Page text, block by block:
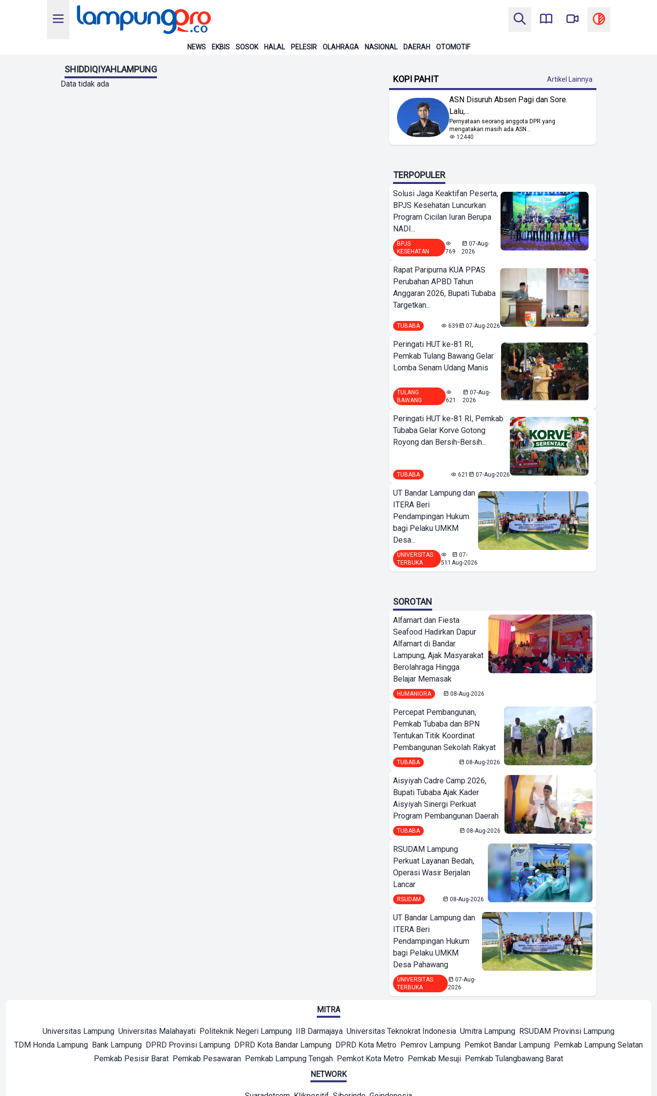
NEWS EKBIS SOSOK HALAL PELESIR OLAHRAGA NASIONAL DAERAH OTOMOTIF
SHIDDIQIYAHLAMPUNG
Data tidak ada KOPI PAHIT Artikel Lainnya
ASN Disuruh Absen Pagi dan Sore.
Lalu,...
Pernyataan seorang anggota DPR yang
mengatakan masih ada ASN...
12440
TERPOPULER
Solusi Jaga Keaktifan Peserta,
BPJS Kesehatan Luncurkan
Program Cicilan Iuran Berupa
NADI...
BPJS
KESEHATAN
769
07-Aug-
2026
Rapat Paripurna KUA PPAS
Perubahan APBD Tahun
Anggaran 2026, Bupati Tubaba
Targetkan...
TUBABA 639 07-Aug-2026
Peringati HUT ke-81 RI,
Pemkab Tulang Bawang Gelar
Lomba Senam Udang Manis
TULANG
BAWANG
621
07-Aug-
2026
Peringati HUT ke-81 RI, Pemkab
Tubaba Gelar Korve Gotong
Royong dan Bersih-Bersih...
TUBABA 621 07-Aug-2026
UT Bandar Lampung dan
ITERA Beri
Pendampingan Hukum
bagi Pelaku UMKM
Desa...
UNIVERSITAS
TERBUKA
511
07-
Aug-2026
SOROTAN
Alfamart dan Fiesta
Seafood Hadirkan Dapur
Alfamart di Bandar
Lampung, Ajak Masyarakat
Berolahraga Hingga
Belajar Memasak
HUMANIORA 08-Aug-2026
Percepat Pembangunan,
Pemkab Tubaba dan BPN
Tentukan Titik Koordinat
Pembangunan Sekolah Rakyat
TUBABA 08-Aug-2026
Aisyiyah Cadre Camp 2026,
Bupati Tubaba Ajak Kader
Aisyiyah Sinergi Perkuat
Program Pembangunan Daerah
TUBABA 08-Aug-2026
RSUDAM Lampung
Perkuat Layanan Bedah,
Operasi Wasir Berjalan
Lancar
RSUDAM 08-Aug-2026
UT Bandar Lampung dan
ITERA Beri
Pendampingan Hukum
bagi Pelaku UMKM
Desa Pahawang
UNIVERSITAS
TERBUKA
07-Aug-
2026
MITRA
Universitas Lampung Universitas Malahayati Politeknik Negeri Lampung IIB Darmajaya Universitas Teknokrat Indonesia Umitra Lampung RSUDAM Provinsi Lampung
TDM Honda Lampung Bank Lampung DPRD Provinsi Lampung DPRD Kota Bandar Lampung DPRD Kota Metro Pemrov Lampung Pemkot Bandar Lampung Pemkab Lampung Selatan
Pemkab Pesisir Barat Pemkab Pesawaran Pemkab Lampung Tengah Pemkot Kota Metro Pemkab Mesuji Pemkab Tulangbawang Barat
NETWORK